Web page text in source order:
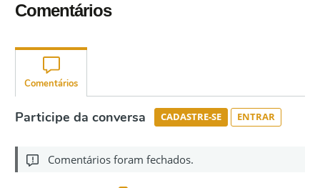
Comentários